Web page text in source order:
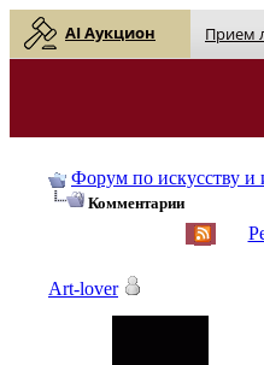
AI Аукцион Прием
Форум по искусству и
Комментарии
Art-lover